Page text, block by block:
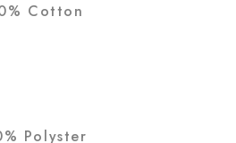
Cotton
Polyster